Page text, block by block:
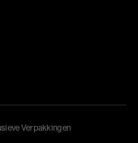
Verpakkingen